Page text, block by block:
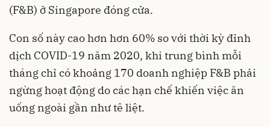
(F&B) ở Singapore đóng cửa.
Con số này cao hơn hơn 60% so với thời kỳ đỉnh
dịch COVID-19 năm 2020, khi trung bình mỗi
tháng chỉ có khoảng 170 doanh nghiệp F&B phải
ngừng hoạt động do các hạn chế khiến việc ăn
uống ngoài gần như tê liệt.